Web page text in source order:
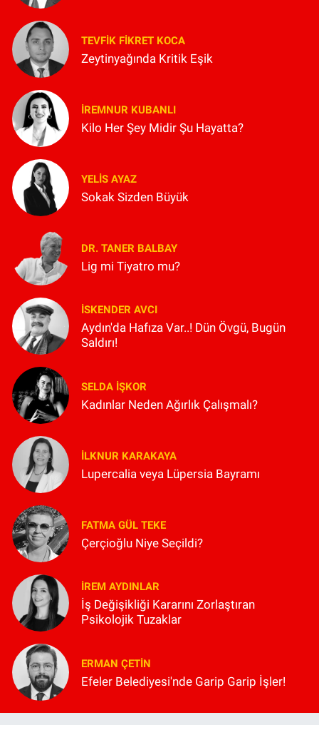
TEVFIK FIKRET KOCA
Zeytinyağında Kritik Eşik
İREMNUR KUBANLI
Kilo Her Şey Midir Şu Hayatta?
YELIS AYAZ
Sokak Sizden Büyük
DR. TANER BALBAY
Lig mi Tiyatro mu?
İSKENDER AVCI
Aydın'da Hafıza Var..! Dün Övgü, Bugün
Saldırı!
SELDA İŞKOR
Kadınlar Neden Ağırlık Çalışmalı?
İLKNUR KARAKAYA
Lupercalia veya Lüpersia Bayramı
FATMA GÜL TEKE
Çerçioğlu Niye Seçildi?
İREM AYDINLAR
İş Değişikliği Kararını Zorlaştıran
Psikolojik Tuzaklar
ERMAN ÇETIN
Efeler Belediyesi'nde Garip Garip İşler!